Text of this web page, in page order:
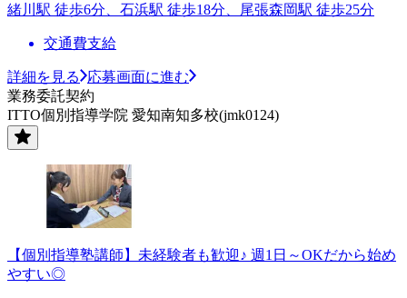
緒川駅 徒歩6分、石浜駅 徒歩18分、尾張森岡駅 徒歩25分
交通費支給
詳細を見る
応募画面に進む
業務委託契約
ITTO個別指導学院 愛知南知多校(jmk0124)
【個別指導塾講師】未経験者も歓迎♪ 週1日～OKだから始め
やすい◎